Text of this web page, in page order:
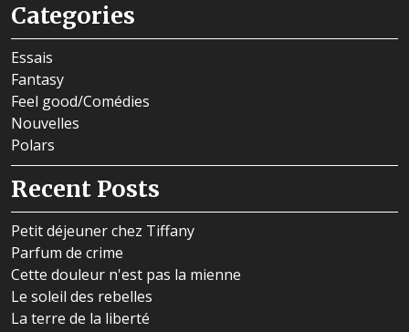
Categories
Essais
Fantasy
Feel good/Comédies
Nouvelles
Polars
Recent Posts
Petit déjeuner chez Tiffany
Parfum de crime
Cette douleur n'est pas la mienne
Le soleil des rebelles
La terre de la liberté